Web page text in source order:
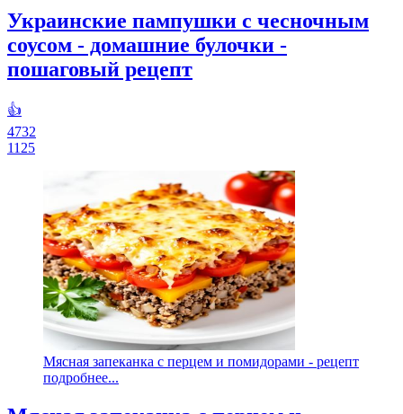
Украинские пампушки с чесночным
соусом - домашние булочки -
пошаговый рецепт
👍
4732
1125
Мясная запеканка с перцем и помидорами - рецепт
подробнее...